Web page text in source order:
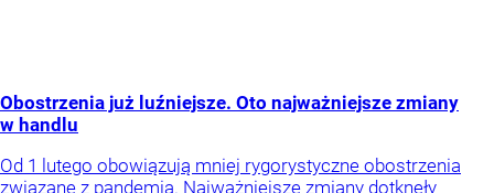
Obostrzenia już luźniejsze. Oto najważniejsze zmiany
w handlu
Od 1 lutego obowiązują mniej rygorystyczne obostrzenia
związane z pandemią. Najważniejsze zmiany dotknęły